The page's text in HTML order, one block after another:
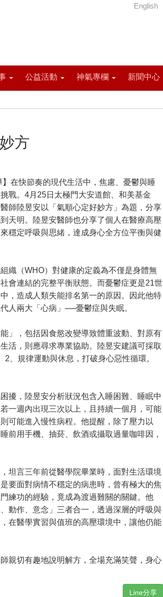
公益活動 神氣專欄 新聞中心
English
方
快節奏的現代生活中，焦慮、憂鬱與睡
戰。4月25日太極門大安道館、和美基金
師陸昱安以「氣順心定好妙方」為題，分享
天明。陸昱安醫師也分享了個人在醫療高壓
穩定呼吸與思緒，達成身心全方位平衡與健
（WHO）對健康的定義為不僅是身體無
會連結的完整平衡狀態。而憂鬱症更是21世
，造成人類失能排名第一的原因。因此他特
人兩大「心病」──憂鬱症與失眠。
，包括因食慾改變導致體重波動、對原有
活，則應尋求專業協助。陸昱安建議可採取
、規律運動與休息，打破身心惡性循環。
，陸昱安分析狀況包含入睡困難、睡眠中
一週內出現三次以上，且持續一個月，可能
可能進入慢性病程。他提醒，除了壓力以
前用手機、抽菸、飲酒或攝取過量咖啡因，
言三年前從醫學院畢業時，面對生活環境
要面對病情不穩定的病患時，曾有極大的焦
練功的經驗，竟成為渡過難關的關鍵。他
動作、意念」三者合一，透過深層的呼吸與
在醫學實習與值班的高壓環境中，讓他仍能
切有趣地說明解方，全場充滿笑聲，身心
Line分享